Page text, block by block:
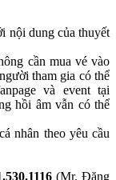
nội dung của thuyết
cần mua vé vào
tham gia có thể
và event tại
hồi âm vẫn có thể
nhân theo yêu cầu
(Mr. Đặng